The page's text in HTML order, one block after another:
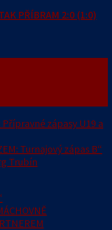
PŘÍBRAM 2:0 (1:0)
Přípravné zápasy U19 a
Turnajový zápas B“
Trubín